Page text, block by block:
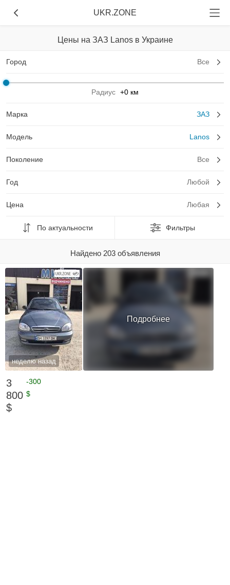
UKR.ZONE
Цены на ЗАЗ Lanos в Украине
Город Все
Радиус +0 км
Марка ЗАЗ
Модель Lanos
Поколение Все
Год Любой
Цена Любая
По актуальности Фильтры
Найдено 203 объявления
неделю назад
Подробнее
3
800
$
-300
$